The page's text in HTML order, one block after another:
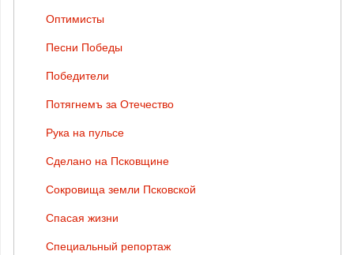
Оптимисты
Песни Победы
Победители
Потягнемъ за Отечество
Рука на пульсе
Сделано на Псковщине
Сокровища земли Псковской
Спасая жизни
Специальный репортаж